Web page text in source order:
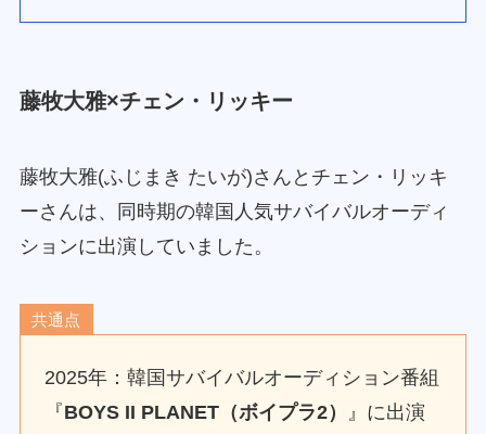
藤牧大雅×チェン・リッキー
藤牧大雅(ふじまき たいが)さんとチェン・リッキ
ーさんは、同時期の韓国人気サバイバルオーディ
ションに出演していました。
共通点
2025年：韓国サバイバルオーディション番組
『BOYS II PLANET（ボイプラ2）
』に出演